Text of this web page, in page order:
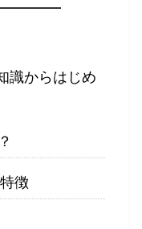
識からはじめ
徴